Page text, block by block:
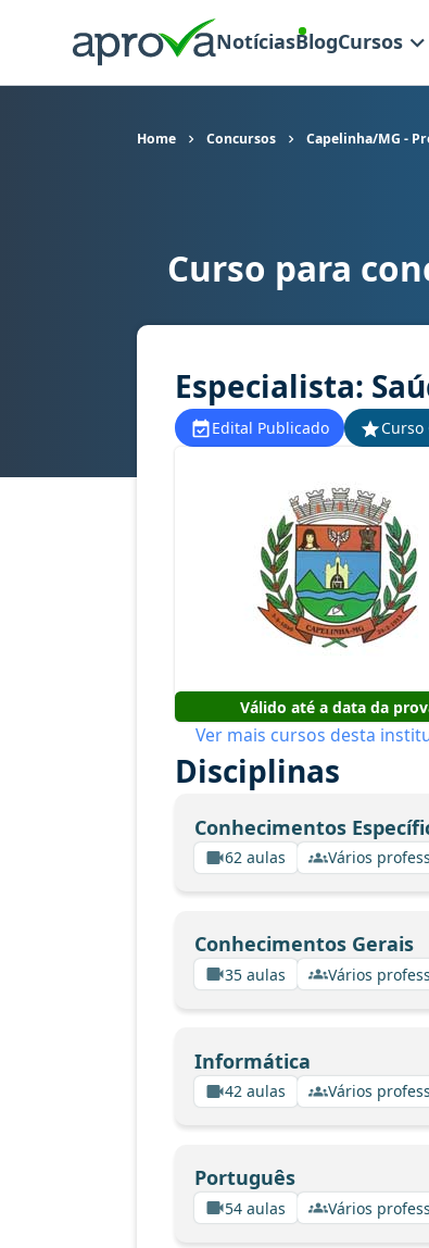
NotíciasBlogCursos
Home Concursos Capelinha/MG -
Curso para concurso Capelinha/MG -
Curso para
Especialista:
Edital Publicado Curso
Válido até a data da
Ver mais cursos desta
Disciplinas
Conhecimentos
62 aulas Vários
Conhecimentos Gerais
35 aulas Vários
Informática
42 aulas Vários
Português
54 aulas Vários